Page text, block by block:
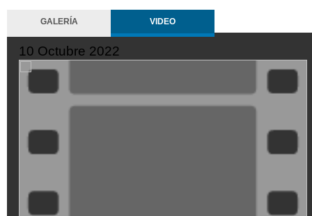
GALERÍA VIDEO
10 Octubre 2022
XDGVyvJOFpI